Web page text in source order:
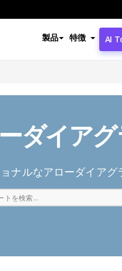
製品 特徴 AI
ダイア
ナルなアローダイア